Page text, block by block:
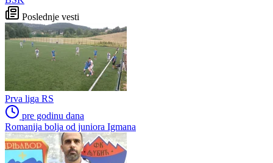
Poslednje vesti
Prva liga RS
pre godinu dana
Romanija bolja od juniora Igmana